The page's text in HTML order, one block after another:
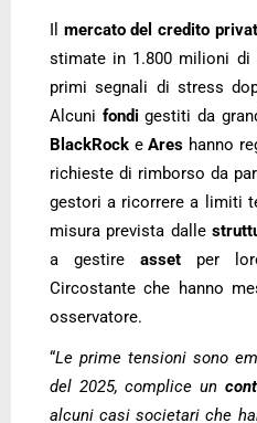
Il mercato del credito
stimate in 1.800 milioni di
primi segnali di stress
Alcuni fondi gestiti da
BlackRock eAres hanno
richieste di rimborso da
gestori a ricorrere a limiti
misura prevista dalle
a gestire asset per
Circostante che hanno
osservatore.
“Le prime tensioni sono
del 2025, complice un
alcuni casi societari che